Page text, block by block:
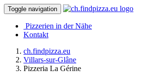
Toggle navigation
Pizzerien in der Nähe
Kontakt
ch.findpizza.eu
Villars-sur-Glâne
Pizzeria La Gérine